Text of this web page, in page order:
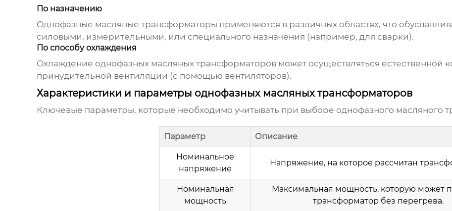
По назначению
Однофазные масляные трансформаторы применяются в различных областях, что
силовыми, измерительными, или специального назначения (например, для сварки).
По способу охлаждения
Охлаждение однофазных масляных трансформаторовможет осуществляться естественной
принудительной вентиляции (с помощью вентиляторов).
Характеристики и параметры однофазных масляных трансформаторов
Ключевые параметры, которые необходимо учитывать при выборе однофазного масляного
Параметр Описание
Номинальное
напряжение
Напряжение, на которое рассчитан
Номинальная
мощность
Максимальная мощность, которую может
трансформатор без перегрева.